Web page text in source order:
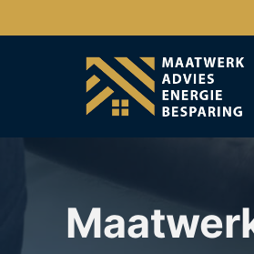
naar